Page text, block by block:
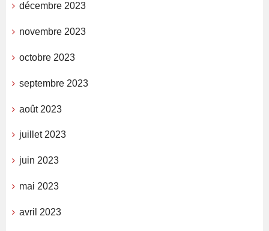
décembre 2023
novembre 2023
octobre 2023
septembre 2023
août 2023
juillet 2023
juin 2023
mai 2023
avril 2023